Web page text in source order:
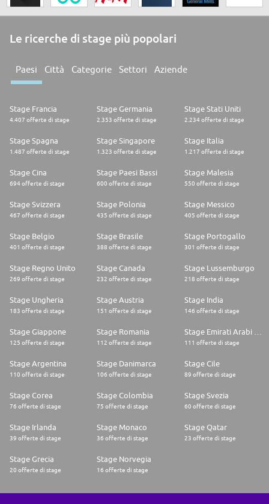
Le ricerche di stage più popolari
Paesi Città Categorie Settori Aziende
Stage Francia
4.407 offerte di stage
Stage Germania
2.353 offerte di stage
Stage Stati Uniti
2.234 offerte di stage
Stage Spagna
1.487 offerte di stage
Stage Singapore
1.323 offerte di stage
Stage Italia
1.217 offerte di stage
Stage Cina
694 offerte di stage
Stage Paesi Bassi
600 offerte di stage
Stage Malesia
550 offerte di stage
Stage Svizzera
467 offerte di stage
Stage Polonia
435 offerte di stage
Stage Messico
405 offerte di stage
Stage Belgio
401 offerte di stage
Stage Brasile
388 offerte di stage
Stage Portogallo
301 offerte di stage
Stage Regno Unito
269 offerte di stage
Stage Canada
232 offerte di stage
Stage Lussemburgo
218 offerte di stage
Stage Ungheria
183 offerte di stage
Stage Austria
151 offerte di stage
Stage India
146 offerte di stage
Stage Giappone
125 offerte di stage
Stage Romania
112 offerte di stage 111 offerte di stage
Stage Argentina
110 offerte di stage
Stage Danimarca
106 offerte di stage
Stage Cile
89 offerte di stage
Stage Corea
76 offerte di stage
Stage Colombia
75 offerte di stage
Stage Svezia
60 offerte di stage
Stage Irlanda
39 offerte di stage
Stage Monaco
36 offerte di stage
Stage Qatar
23 offerte di stage
Stage Grecia
20 offerte di stage
Stage Norvegia
16 offerte di stage